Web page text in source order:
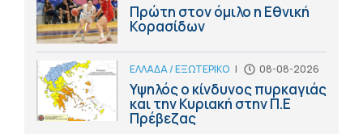
Πρώτη στον όμιλο η Εθνική
Κορασίδων
ΕΛΛΑΔΑ / ΕΞΩΤΕΡΙΚΟ | 08-08-2026
Υψηλός ο κίνδυνος πυρκαγιάς
και την Κυριακή στην Π.Ε
Πρέβεζας